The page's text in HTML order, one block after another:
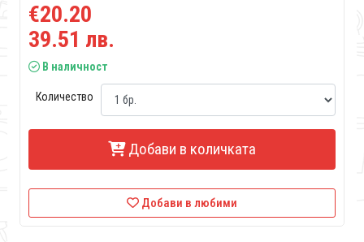
€20.20
39.51 лв.
В наличност
Количество
Добави в количката
Добави в любими